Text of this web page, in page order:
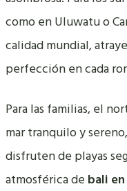
como en Uluwatu o
calidad mundial,
perfección en cada
Para las familias, el
mar tranquilo y
disfruten de playas
atmosférica de bali